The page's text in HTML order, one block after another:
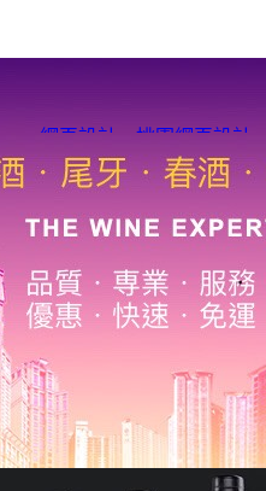
網頁設計 桃園網頁設計